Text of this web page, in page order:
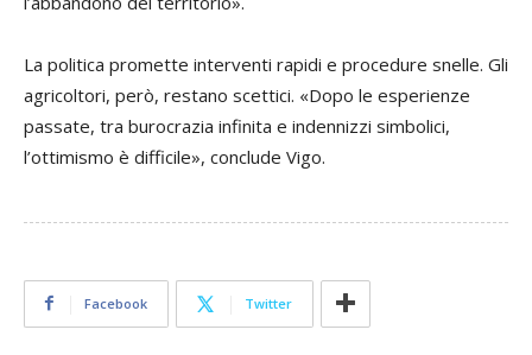
La politica promette interventi rapidi e procedure snelle. Gli
agricoltori, però, restano scettici. «Dopo le esperienze
passate, tra burocrazia infinita e indennizzi simbolici,
l’ottimismo è difficile», conclude Vigo.
Facebook Twitter